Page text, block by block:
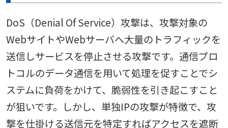
DoS（Denial Of Service）攻撃は、攻撃対象の
WebサイトやWebサーバへ大量のトラフィックを
送信しサービスを停止させる攻撃です。通信プロ
トコルのデータ通信を用いて処理を促すことでシ
ステムに負荷をかけて、脆弱性を引き起こすこと
が狙いです。しかし、単独IPの攻撃が特徴で、攻
撃を仕掛ける送信元を特定すればアクセスを遮断